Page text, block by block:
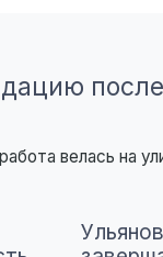
велась на